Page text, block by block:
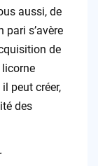
aussi, de
pari s’avère
de
peut créer,
des